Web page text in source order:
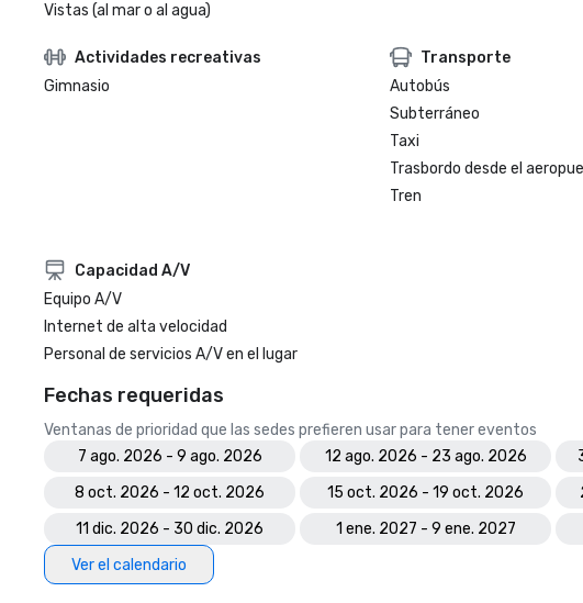
Vistas (al mar o al agua)
Actividades recreativas
Gimnasio
Transporte
Autobús
Subterráneo
Taxi
Trasbordo desde el
Tren
Capacidad A/V
Equipo A/V
Internet de alta velocidad
Personal de servicios A/V en el lugar
Fechas requeridas
Ventanas de prioridad que las sedes prefieren usar para tener eventos
7 ago. 2026 - 9 ago. 2026
12 ago. 2026 - 23 ago. 2026
8 oct. 2026 - 12 oct. 2026
15 oct. 2026 - 19 oct. 2026
11 dic. 2026 - 30 dic. 2026
1 ene. 2027 - 9 ene. 2027
Ver el calendario